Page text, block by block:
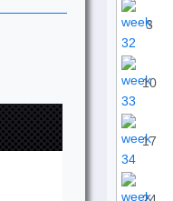
3
10
17